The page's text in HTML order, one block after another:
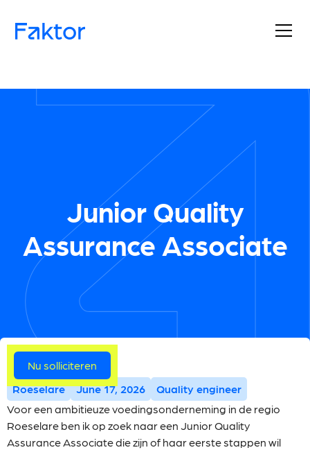
Junior Quality
Assurance Associate
Meer vacatures
Roeselare June 17, 2026
Quality engineer
Voor een ambitieuze voedingsonderneming in de regio
Roeselare ben ik op zoek naar een Junior Quality
Assurance Associate die zijn of haar eerste stappen wil
Nu solliciteren